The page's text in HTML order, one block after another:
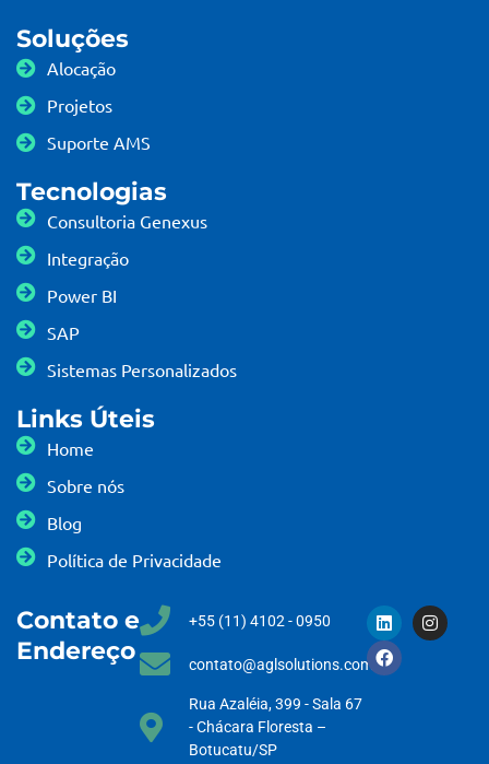
Soluções
Alocação
Projetos
Suporte AMS
Tecnologias
Consultoria Genexus
Integração
Power BI
SAP
Sistemas Personalizados
Links Úteis
Home
Sobre nós
Blog
Política de Privacidade
Contato e
Endereço
+55 (11) 4102 - 0950
contato@aglsolutions.com.br
Rua Azaléia, 399 - Sala 67
- Chácara Floresta –
Botucatu/SP